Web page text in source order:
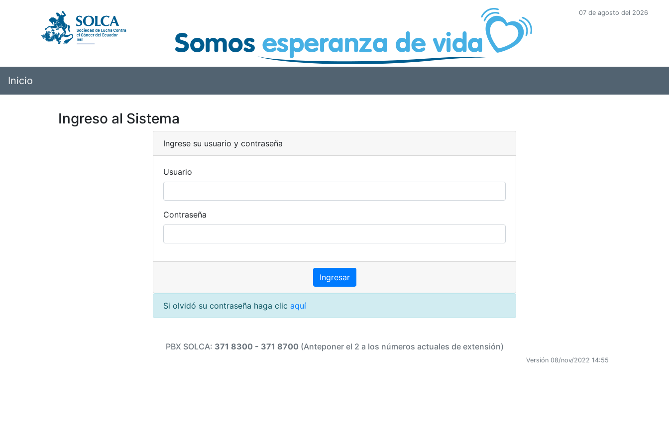
07 de agosto del 2026
Inicio
Ingreso al Sistema
Ingrese su usuario y contraseña
Usuario
Contraseña
Si olvidó su contraseña haga clic aquí
PBX SOLCA: 371 8300 - 371 8700 (Anteponer el 2 a los números actuales de extensión)
Versión 08/nov/2022 14:55